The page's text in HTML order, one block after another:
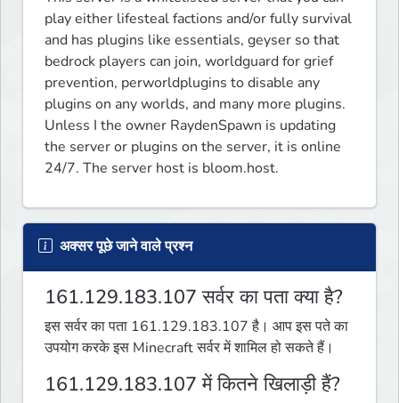
play either lifesteal factions and/or fully survival
and has plugins like essentials, geyser so that
bedrock players can join, worldguard for grief
prevention, perworldplugins to disable any
plugins on any worlds, and many more plugins.
Unless I the owner RaydenSpawn is updating
the server or plugins on the server, it is online
24/7. The server host is bloom.host.
अक्सर पूछे जाने वाले प्रश्न
161.129.183.107 सर्वर का पता क्या है?
इस सर्वर का पता 161.129.183.107 है। आप इस पते का
उपयोग करके इस Minecraft सर्वर में शामिल हो सकते हैं।
161.129.183.107 में कितने खिलाड़ी हैं?